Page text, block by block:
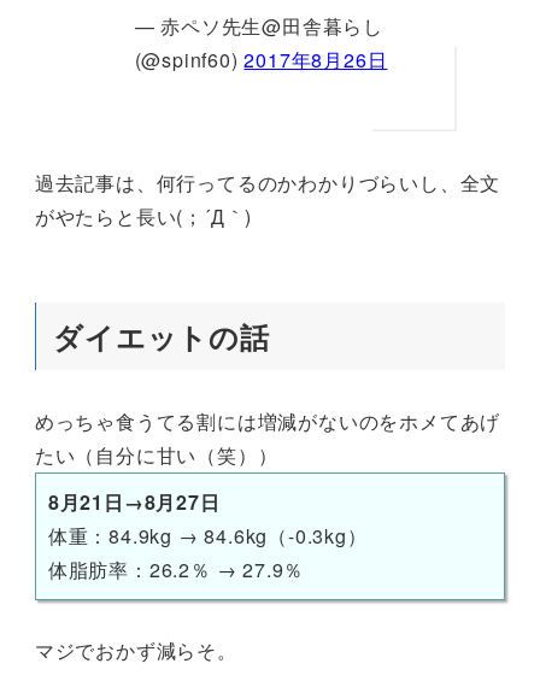
— 赤ペソ先生@田舎暮らし
(@spinf60)2017年8月26日
過去記事は、何行ってるのかわかりづらいし、全文
がやたらと長い(；´Д｀)
ダイエットの話
めっちゃ食うてる割には増減がないのをホメてあげ
たい（自分に甘い（笑））
8月21日→8月27日
体重：84.9kg → 84.6kg（-0.3kg）
体脂肪率：26.2％ → 27.9％
マジでおかず減らそ。